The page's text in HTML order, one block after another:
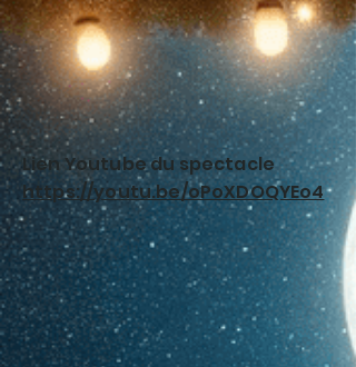
Lien Youtube du spectacle
https://youtu.be/oPoXDOQYEo4